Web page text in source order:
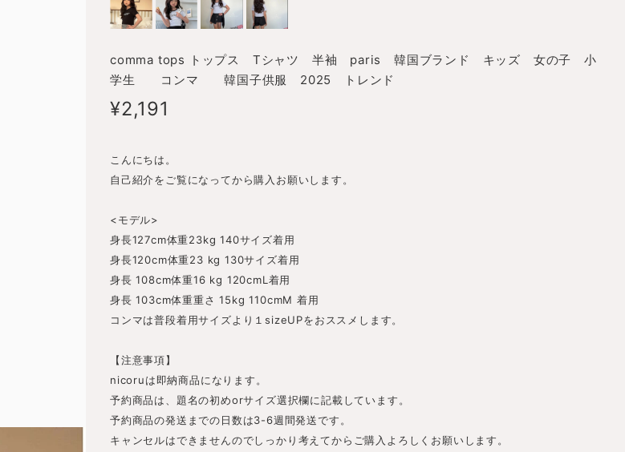
comma tops トップス Tシャツ 半袖 paris 韓国ブランド キッズ 女の子 小
学生 コンマ 韓国子供服 2025 トレンド
¥2,191
こんにちは。
自己紹介をご覧になってから購入お願いします。
<モデル>
身長127cm体重23kg 140サイズ着用
身長120cm体重23 kg 130サイズ着用
身長 108cm体重16 kg 120cmL着用
身長 103cm体重重さ 15kg 110cmM 着用
コンマは普段着用サイズより１sizeUPをおススメします。
【注意事項】
nicoruは即納商品になります。
予約商品は、題名の初めorサイズ選択欄に記載しています。
予約商品の発送までの日数は3-6週間発送です。
キャンセルはできませんのでしっかり考えてからご購入よろしくお願いします。